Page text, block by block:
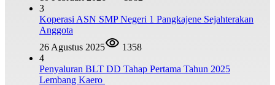
3
Koperasi ASN SMP Negeri 1 Pangkajene Sejahterakan
Anggota
26 Agustus 2025
1358
4
Penyaluran BLT DD Tahap Pertama Tahun 2025
Lembang Kaero